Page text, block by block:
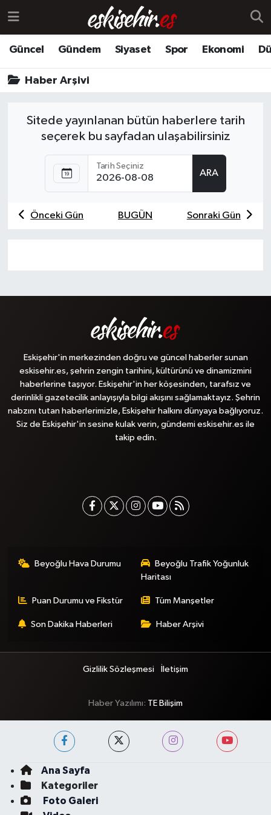
Güncel Gündem Siyaset Spor Ekonomi
Haber Arşivi
Sitede yayınlanan bütün haberlere tarih
seçerek bu sayfadan ulaşabilirsiniz
Tarih Seçiniz
ARA
Önceki Gün BUGÜN Sonraki Gün
Eskişehir'in merkezinden doğru ve güncel haberler sunan
eskisehir.es, şehrin zengin tarihini, kültürünü ve dinamizmini
haberlerine taşıyor. Eskişehir'in her köşesinden, tarafsız ve
derinlikli gazetecilik anlayışıyla bilgi akışını sağlamaktayız. Şehrin
nabzını tutan haberlerimizle, Eskişehir halkını dünyaya bağlıyoruz.
Siz de Eskişehir'in sesine kulak verin, gündemi eskisehir.es ile
takip edin.
Beyoğlu Hava Durumu
Beyoğlu Trafik Yoğunluk
Haritası
Puan Durumu ve Fikstür Tüm Manşetler
Son Dakika Haberleri Haber Arşivi
Gizlilik Sözleşmesi İletişim
Haber Yazılımı: TE Bilişim
Ana Sayfa
Kategoriler
Foto Galeri